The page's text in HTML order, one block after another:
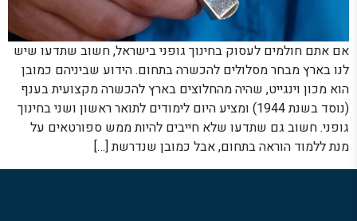
אם אתם חולמים לעסוק בחינוך גופני בישראל, חשוב שתדעו שיש
לנו בארץ מבחר מסלולים להכשרה בתחום. הידוע שביניהם כמובן
הוא מכון וינגייט, שהיה מהחלוצים בארץ להכשרה מקצועית בענף
(נוסד בשנת 1944) ומציע היום לימודים לתואר ראשון ושני בחינוך
גופני. חשוב גם שתדעו שלא חייבים להיות ממש ספורטאים על
מנת ללמוד הוראה בתחום, אבל כמובן שנדרשת […]